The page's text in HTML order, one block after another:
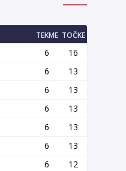
TEKME TOČKE
6
16
6
13
6
13
6
13
6
13
6
13
6
12